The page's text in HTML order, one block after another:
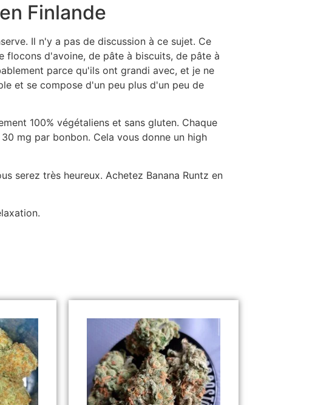
Finlande
Il n'y a pas de discussion à ce sujet. Ce
flocons d'avoine, de pâte à biscuits, de pâte à
parce qu'ils ont grandi avec, et je ne
et se compose d'un peu plus d'un peu de
100% végétaliens et sans gluten. Chaque
mg par bonbon. Cela vous donne un high
serez très heureux. Achetez Banana Runtz en